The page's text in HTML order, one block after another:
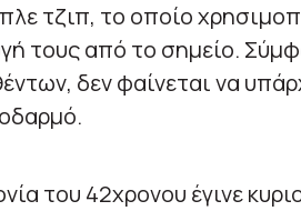
τζιπ, το οποίο
τους από το σημείο.
δεν φαίνεται να
του 42χρονου έγινε